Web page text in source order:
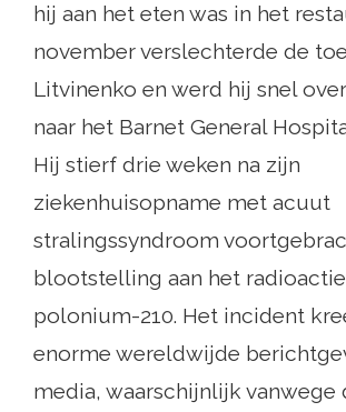
hij aan het eten was in het
november verslechterde de
Litvinenko en werd hij snel
naar het Barnet General
Hij stierf drie weken na zijn
ziekenhuisopname met acuut
stralingssyndroom
blootstelling aan het
polonium-210. Het incident
enorme wereldwijde
media, waarschijnlijk vanwege